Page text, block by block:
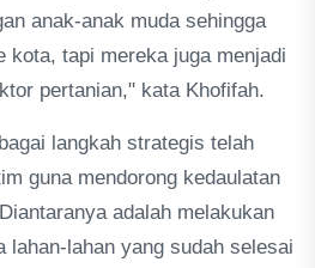
anak-anak muda sehingga
kota, tapi mereka juga menjadi
pertanian," kata Khofifah.
langkah strategis telah
guna mendorong kedaulatan
adalah melakukan
lahan-lahan yang sudah selesai